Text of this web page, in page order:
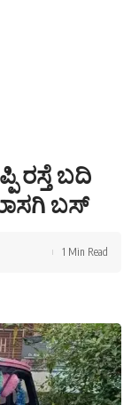
ರಸ್ತೆ ಬದಿ
ಬಸ್
1 Min Read